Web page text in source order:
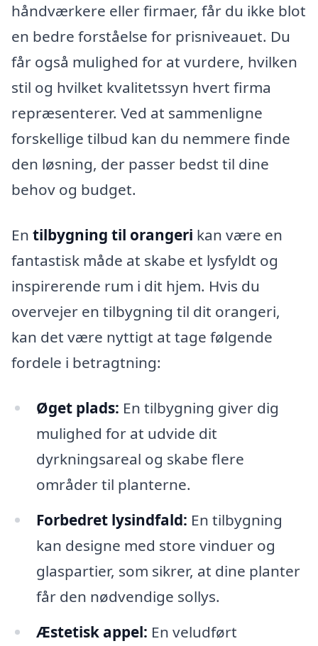
håndværkere eller firmaer, får du ikke blot
en bedre forståelse for prisniveauet. Du
får også mulighed for at vurdere, hvilken
stil og hvilket kvalitetssyn hvert firma
repræsenterer. Ved at sammenligne
forskellige tilbud kan du nemmere finde
den løsning, der passer bedst til dine
behov og budget.
En tilbygning til orangeri kan være en
fantastisk måde at skabe et lysfyldt og
inspirerende rum i dit hjem. Hvis du
overvejer en tilbygning til dit orangeri,
kan det være nyttigt at tage følgende
fordele i betragtning:
Øget plads: En tilbygning giver dig
mulighed for at udvide dit
dyrkningsareal og skabe flere
områder til planterne.
Forbedret lysindfald: En tilbygning
kan designe med store vinduer og
glaspartier, som sikrer, at dine planter
får den nødvendige sollys.
Æstetisk appel: En veludført